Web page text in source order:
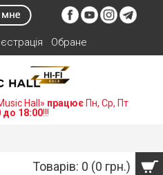
Обране
Hall» працює Пн, Ср, Пт
до 18:00!!!
Товарів: 0 (0 грн.)